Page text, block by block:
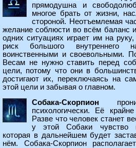
прямодушна и
многое брать от жизни,
стороной. Неотъемлемая
желание соблюсти во всём баланс
одних ситуациях играет им на
риск большого внутреннего
воинственными и своевольными.
Весам не нужно ставить перед
цели, потому что они в
достигают их, переключаясь на
этой цели и забывая о главном.
Собака-Скорпион
психологически. Её
Разве что человек станет
у этой Собаки чувство
которая в дальнейшем будет
нём. Собака-Скорпион